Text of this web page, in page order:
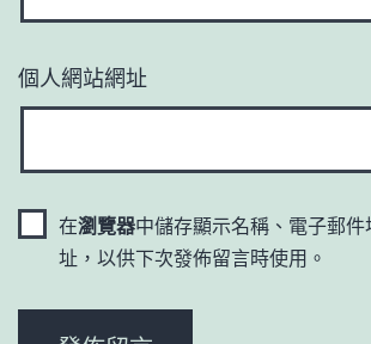
個人網站網址
在瀏覽器中儲存顯示名稱、電子郵
址，以供下次發佈留言時使用。